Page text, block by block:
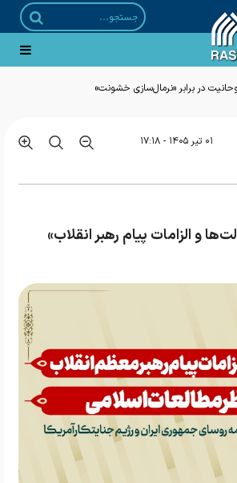
در برابر «نرمال‌سازی خشونت»
۰۱ تير ۱۴۰۵ - ۱۷:۱۸
و الزامات پیام رهبر انقلاب»